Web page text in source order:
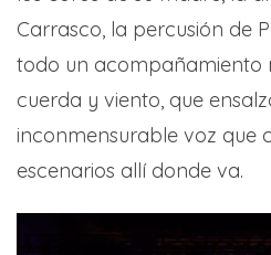
Carrasco, la percusión de
todo un acompañamiento
cuerda y viento, que
inconmensurable voz que
escenarios allí donde va.